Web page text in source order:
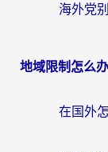
地域限制怎么办